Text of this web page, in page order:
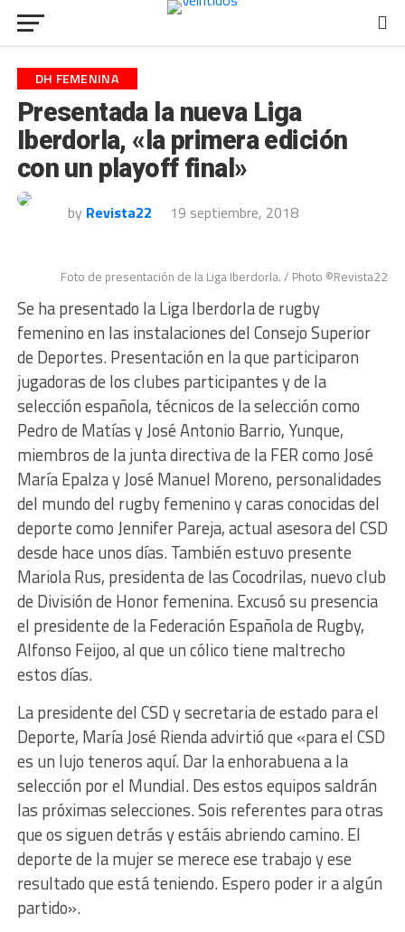
DH FEMENINA
Presentada la nueva Liga
Iberdorla, «la primera edición
con un playoff final»
by Revista22 19 septiembre, 2018
Foto de presentación de la Liga Iberdorla. / Photo ©Revista22
Se ha presentado la Liga Iberdorla de rugby
femenino en las instalaciones del Consejo Superior
de Deportes. Presentación en la que participaron
jugadoras de los clubes participantes y de la
selección española, técnicos de la selección como
Pedro de Matías y José Antonio Barrio, Yunque,
miembros de la junta directiva de la FER como José
María Epalza y José Manuel Moreno, personalidades
del mundo del rugby femenino y caras conocidas del
deporte como Jennifer Pareja, actual asesora del CSD
desde hace unos días. También estuvo presente
Mariola Rus, presidenta de las Cocodrilas, nuevo club
de División de Honor femenina. Excusó su presencia
el presidente de la Federación Española de Rugby,
Alfonso Feijoo, al que un cólico tiene maltrecho
estos días.
La presidente del CSD y secretaria de estado para el
Deporte, María José Rienda advirtió que «para el CSD
es un lujo teneros aquí. Dar la enhorabuena a la
selección por el Mundial. Des estos equipos saldrán
las próximas selecciones. Sois referentes para otras
que os siguen detrás y estáis abriendo camino. El
deporte de la mujer se merece ese trabajo y ese
resultado que está teniendo. Espero poder ir a algún
partido».